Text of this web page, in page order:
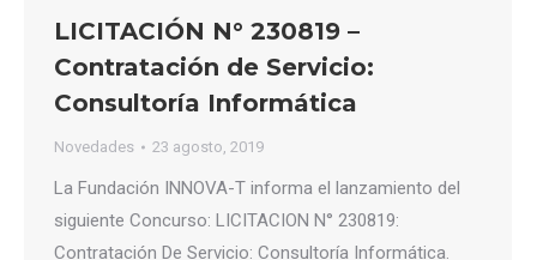
LICITACIÓN N° 230819 –
Contratación de Servicio:
Consultoría Informática
Novedades 23 agosto, 2019
La Fundación INNOVA-T informa el lanzamiento del
siguiente Concurso: LICITACION N° 230819:
Contratación De Servicio: Consultoría Informática.